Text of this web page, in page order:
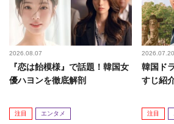
2026.08.07
『恋は飴模様』で話題！韓国女
優ハヨンを徹底解剖
注目 エンタメ
2026.07.20
韓国ド
すじ紹
注目